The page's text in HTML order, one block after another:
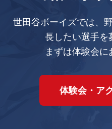
世田谷ボーイズでは、
長したい選手を
まずは体験会に
体験会・ア